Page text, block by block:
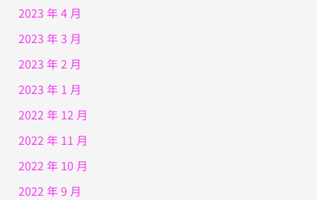
2023 年 4 月
2023 年 3 月
2023 年 2 月
2023 年 1 月
2022 年 12 月
2022 年 11 月
2022 年 10 月
2022 年 9 月